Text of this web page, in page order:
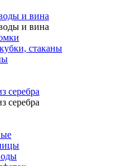
и вина
и вина
стаканы
серебра
серебра